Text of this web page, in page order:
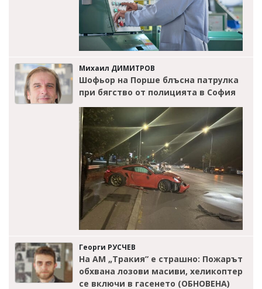
Михаил ДИМИТРОВ
Шофьор на Порше блъсна патрулка
при бягство от полицията в София
Георги РУСЧЕВ
На АМ „Тракия” е страшно: Пожарът
обхвана лозови масиви, хеликоптер
се включи в гасенето (ОБНОВЕНА)